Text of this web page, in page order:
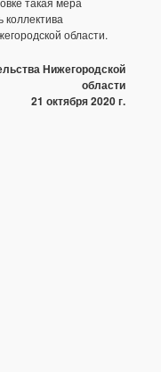
коллектива
области.
Нижегородской
области
21 октября 2020 г.